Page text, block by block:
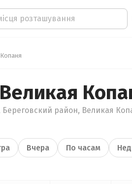
район, Великая
Вчера По часам